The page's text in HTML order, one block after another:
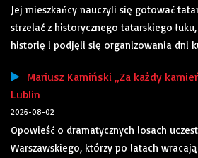
Jej mieszkańcy nauczyli się gotować
strzelać z historycznego tatarskiego
historię i podjęli się organizowania dni
Mariusz Kamiński „Za każdy
Lublin
2026-08-02
Opowieść o dramatycznych losach
Warszawskiego, którzy po latach